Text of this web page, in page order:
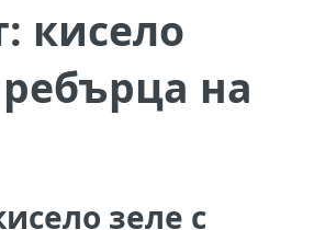
кисело
на
зеле с